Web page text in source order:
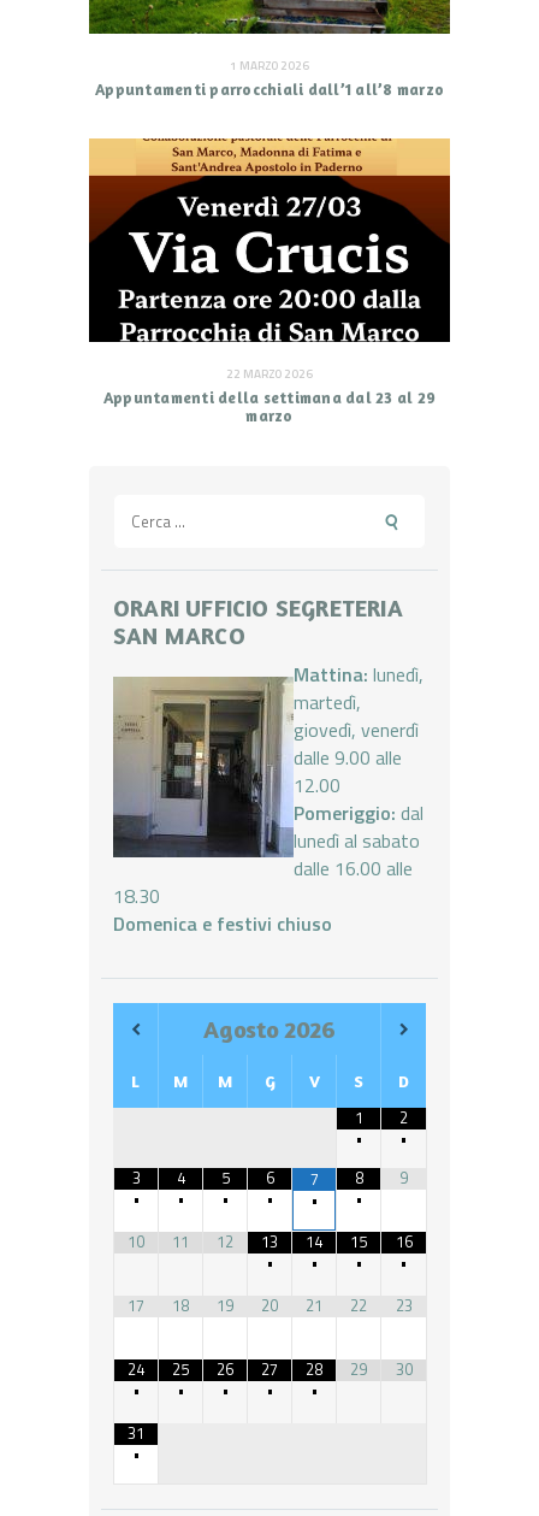
1 MARZO 2026
Appuntamenti parrocchiali dall’1 all’8 marzo
22 MARZO 2026
Appuntamenti della settimana dal 23 al 29
marzo
per:
ORARI UFFICIO SEGRETERIA
SAN MARCO
Mattina: lunedì,
martedì,
giovedì, venerdì
dalle 9.00 alle
12.00
Pomeriggio: dal
lunedì al sabato
dalle 16.00 alle
18.30
Domenica e festivi chiuso
Agosto 2026
L M M G V S D
1
•
2
•
3
•
4
•
5
•
6
•
7
•
8
•
9
10 11 12
13
•
14
•
15
•
16
•
17
18 19 20 21 22 23
24
•
25
•
26
•
27
•
28
•
29 30
31
•